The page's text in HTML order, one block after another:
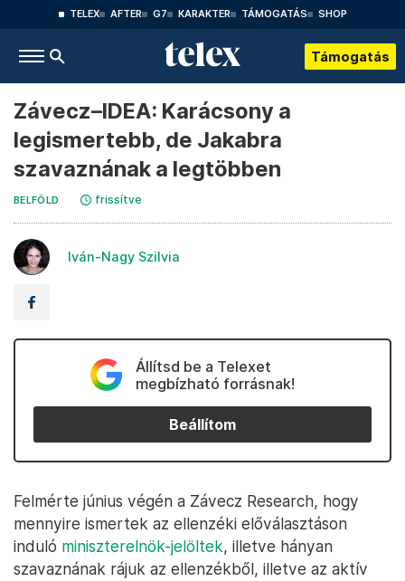
TELEX AFTER G7 KARAKTER TÁMOGATÁS SHOP
Támogatás
Závecz–IDEA: Karácsony a
legismertebb, de Jakabra
szavaznának a legtöbben
BELFÖLD frissítve
Iván-Nagy Szilvia
Állítsd be a Telexet
megbízható forrásnak!
Beállítom
Felmérte június végén a Závecz Research, hogy
mennyire ismertek az ellenzéki előválasztáson
induló miniszterelnök-jelöltek, illetve hányan
szavaznának rájuk az ellenzékből, illetve az aktív